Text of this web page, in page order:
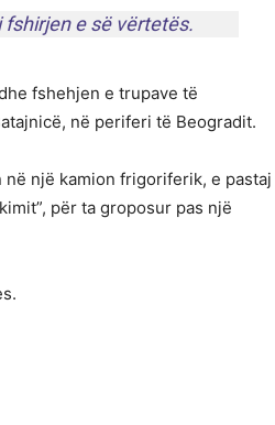
e së vërtetës.
fshehjen e trupave të
në periferi të Beogradit.
një kamion frigoriferik, e pastaj
për ta groposur pas një